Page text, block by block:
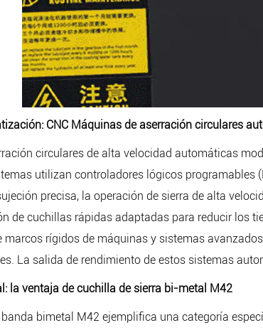
CNC Máquinas de aserración circulares
circulares de alta velocidad automáticas
utilizan controladores lógicos programables
precisa, la operación de sierra de alta
de cuchillas rápidas adaptadas para reducir los
marcos rígidos de máquinas y sistemas
La salida de rendimiento de estos sistemas
la ventaja de cuchilla de sierra bi-metal M42
bimetal M42 ejemplifica una categoría